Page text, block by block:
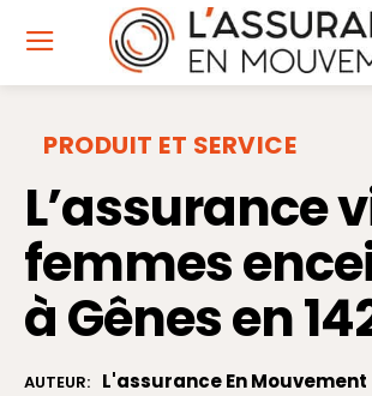
PRODUIT ET SERVICE
L’assurance
femmes
à Gênes en
AUTEUR: L'assurance En Mouvement